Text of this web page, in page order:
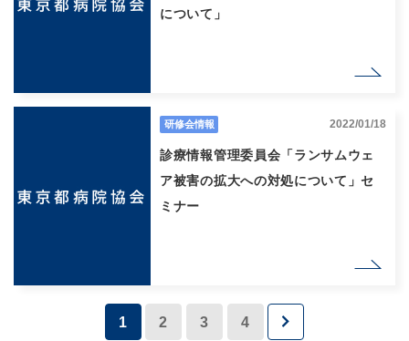
について」
研修会情報 2022/01/18
診療情報管理委員会「ランサムウェ
ア被害の拡大への対処について」セ
ミナー
1 2 3 4